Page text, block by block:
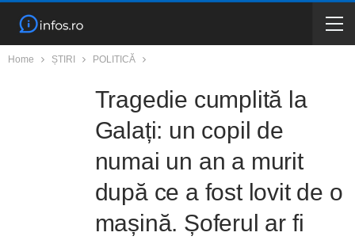
Home ȘTIRI POLITICĂ
Tragedie cumplită la
Galați: un copil de
numai un an a murit
după ce a fost lovit de o
mașină. Șoferul ar fi